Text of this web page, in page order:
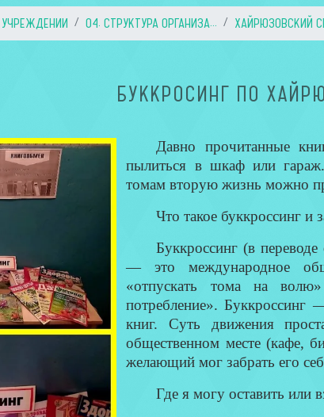
04. СТРУКТУРА ОРГАНИЗА... ХАЙРЮЗОВСКИЙ
БУККРОСИНГ ПО
Давно прочитанные
пылиться в шкаф или
томам вторую жизнь можно
Что такое буккроссинг и
Буккроссинг (в
— это международное
«отпускать тома на волю»
потребление». Буккроссинг
книг. Суть движения
общественном месте (кафе,
желающий мог забрать его
Где я могу оставить или